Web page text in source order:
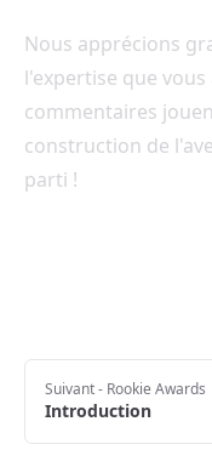
Nous apprécions
l'expertise que
commentaires
construction de
parti !
Suivant- Rookie Awards
Introduction